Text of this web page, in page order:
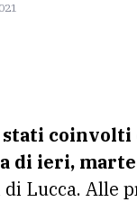
stati
di ieri,
di Lucca. Alle